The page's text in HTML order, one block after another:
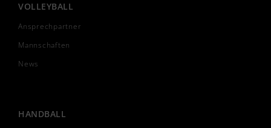
VOLLEYBALL
Ansprechpartner
Mannschaften
News
HANDBALL